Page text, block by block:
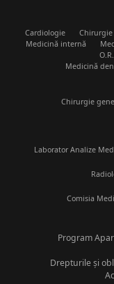
Cardiologie Chirurgie
Medicină internă
Medicină
Chirurgie
Laborator Analize
Comisia
Program
Drepturile și